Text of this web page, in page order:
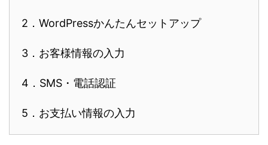
2．WordPressかんたんセットアップ
3．お客様情報の入力
4．SMS・電話認証
5．お支払い情報の入力